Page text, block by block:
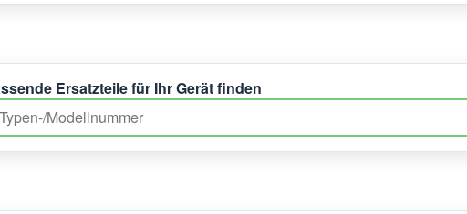
Ersatzteile für Ihr Gerät finden